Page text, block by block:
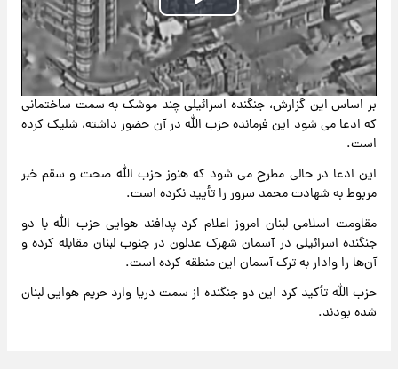
Play
Video
بر اساس این گزارش، جنگنده اسرائیلی چند موشک به سمت ساختمانی
که ادعا می شود این فرمانده حزب الله در آن حضور داشته، شلیک کرده
است.
این ادعا در حالی مطرح می شود که هنوز حزب الله صحت و سقم خبر
مربوط به شهادت محمد سرور را تأیید نکرده است.
مقاومت اسلامی لبنان امروز اعلام کرد پدافند هوایی حزب الله با دو
جنگنده اسرائیلی در آسمان شهرک عدلون در جنوب لبنان مقابله کرده و
آن‌ها را وادار به ترک آسمان این منطقه کرده است.
حزب الله تأکید کرد این دو جنگنده از سمت دریا وارد حریم هوایی لبنان
شده بودند.